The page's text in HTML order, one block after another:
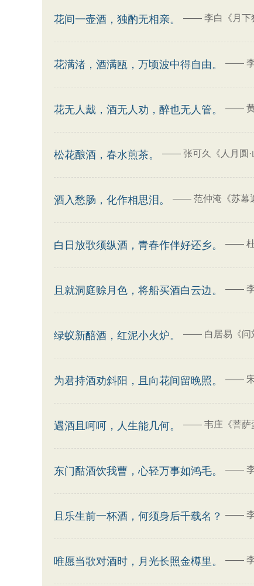
花间一壶酒，独酌无相亲。 —— 李白《月下
花满渚，酒满瓯，万顷波中得自由。 ——
花无人戴，酒无人劝，醉也无人管。 ——
松花酿酒，春水煎茶。 —— 张可久《人月圆·
酒入愁肠，化作相思泪。 —— 范仲淹《苏幕
白日放歌须纵酒，青春作伴好还乡。 ——
且就洞庭赊月色，将船买酒白云边。 ——
绿蚁新醅酒，红泥小火炉。 —— 白居易《问
为君持酒劝斜阳，且向花间留晚照。 ——
遇酒且呵呵，人生能几何。 —— 韦庄《菩萨
东门酤酒饮我曹，心轻万事如鸿毛。 ——
且乐生前一杯酒，何须身后千载名？ ——
唯愿当歌对酒时，月光长照金樽里。 ——